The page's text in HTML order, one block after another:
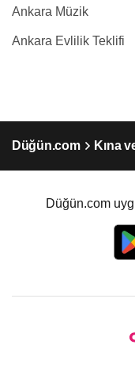
Ankara Müzik
Ankara Evlilik Teklifi
Düğün.com Kına
Düğün.com